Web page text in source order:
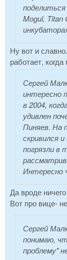
поделиться
Mogul, Titan
Ну вот и
работает,
Сергей
интересно
в 2004,
удивлен
Пиняев. На
скривился
погрязли в
Интересно
Да вроде
Вот про вице-
Сергей
понимаю,
проблему"